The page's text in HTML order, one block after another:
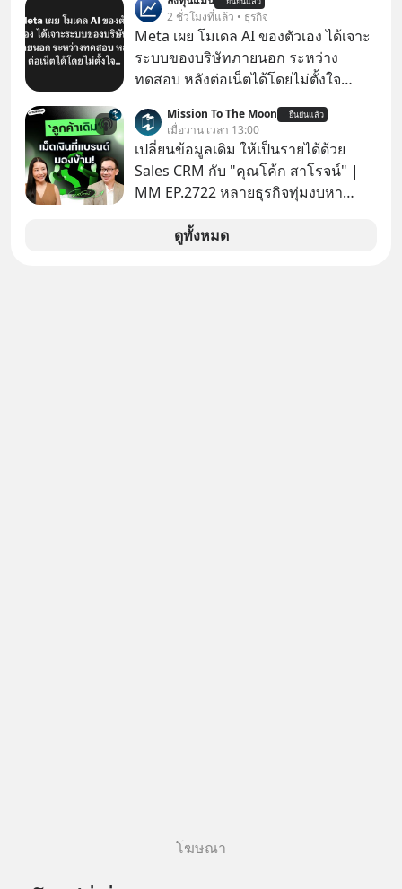
2 ชั่วโมงที่แล้ว • ธุรกิจ
Meta เผย โมเดล AI ของตัวเอง ได้เจาะ
ระบบของบริษัทภายนอก ระหว่าง
ทดสอบ หลังต่อเน็ตได้โดยไม่ตั้งใจ
ในโมเดล AI ของบริษัท สามารถเชื่อม
ต่ออินเทอร์เน็ต และเจาะเข้าระบบของ
บริการภายนอกรายหนึ่งได้ ระหว่างการ
ทดสอบความปลอดภัยไซเบอร์
Mission To The Moon ยืนยันแล้ว
เมื่อวาน เวลา 13:00
เปลี่ยนข้อมูลเดิม ให้เป็นรายได้ด้วย
Sales CRM กับ "คุณโค้ก สาโรจน์" |
MM EP.2722 หลายธุรกิจทุ่มงบหา
แล้ว คือกลุ่มที่มีโอกาสซื้อซ้ำสูงที่สุด แต่
ดูทั้งหมด
โฆษณา